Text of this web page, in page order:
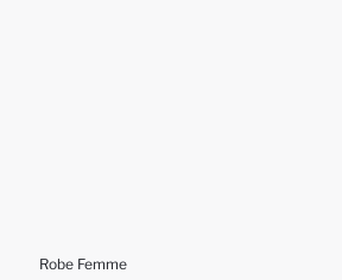
Robe Femme